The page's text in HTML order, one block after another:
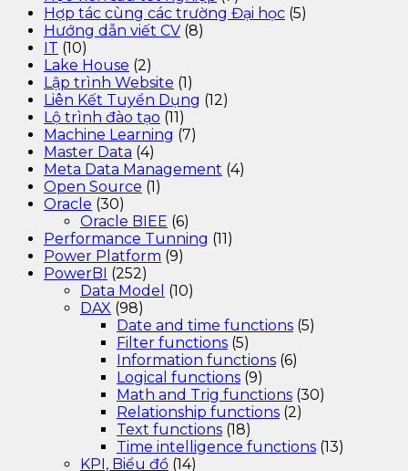
Hợp tác cùng các trường Đại học (5)
Hướng dẫn viết CV (8)
IT (10)
Lake House (2)
Lập trình Website (1)
Liên Kết Tuyển Dụng (12)
Lộ trình đào tạo (11)
Machine Learning (7)
Master Data (4)
Meta Data Management (4)
Open Source (1)
Oracle (30)
Oracle BIEE (6)
Performance Tunning (11)
Power Platform (9)
PowerBI (252)
Data Model (10)
DAX (98)
Date and time functions (5)
Filter functions (5)
Information functions (6)
Logical functions (9)
Math and Trig functions (30)
Relationship functions (2)
Text functions (18)
Time intelligence functions (13)
KPI, Biểu đồ (14)